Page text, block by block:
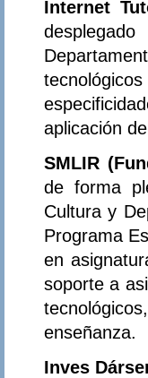
Internet
aplicación
SMLIR
de forma
Cultura y
Programa
en
soporte a
enseñanza.
Inves